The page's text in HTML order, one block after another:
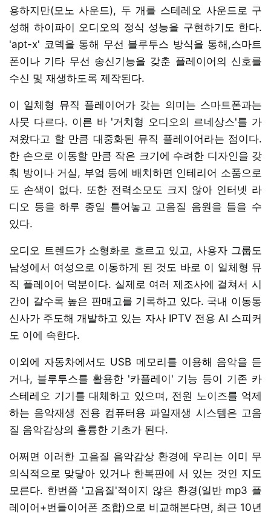
용하지만(모노 사운드), 두 개를 스테레오 사운드로 구
성해 하이파이 오디오의 정식 성능을 구현하기도 한다.
'apt-x' 코덱을 통해 무선 블루투스 방식을 통해,스마트
폰이나 기타 무선 송신기능을 갖춘 플레이어의 신호를
수신 및 재생하도록 제작된다.
이 일체형 뮤직 플레이어가 갖는 의미는 스마트폰과는
사뭇 다르다. 이른 바 '거치형 오디오의 르네상스'를 가
져왔다고 할 만큼 대중화된 뮤직 플레이어라는 점이다.
한 손으로 이동할 만큼 작은 크기에 수려한 디자인을 갖
춰 방이나 거실, 부엌 등에 배치하면 인테리어 소품으로
도 손색이 없다. 또한 전력소모도 크지 않아 인터넷 라
디오 등을 하루 종일 틀어놓고 고음질 음원을 들을 수
있다.
오디오 트렌드가 소형화로 흐르고 있고, 사용자 그룹도
남성에서 여성으로 이동하게 된 것도 바로 이 일체형 뮤
직 플레이어 덕분이다. 실제로 여러 제조사에 걸쳐서 시
간이 갈수록 높은 판매고를 기록하고 있다. 국내 이동통
신사가 주도해 개발하고 있는 자사 IPTV 전용 AI 스피커
도 이에 속한다.
이외에 자동차에서도 USB 메모리를 이용해 음악을 듣
거나, 블루투스를 활용한 '카플레이' 기능 등이 기존 카
스테레오 기기를 대체하고 있으며, 전원 노이즈를 억제
하는 음악재생 전용 컴퓨터용 파일재생 시스템은 고음
질 음악감상의 훌륭한 기초가 된다.
어쩌면 이러한 고음질 음악감상 환경에 우리는 이미 무
의식적으로 맞닿아 있거나 한복판에 서 있는 것인 지도
모른다. 한번쯤 '고음질'적이지 않은 환경(일반 mp3 플
레이어+번들이어폰 조합)으로 비교해본다면, 최근 10년